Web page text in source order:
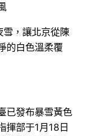
雪，讓北京從陳
的白色溫柔覆
已發布暴雪黃色
揮部于1月18日